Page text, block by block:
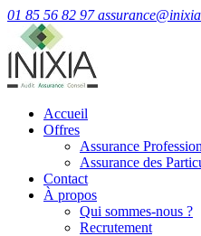
01 85 56 82 97
Accueil
Offres
Assurance
Assurance des
Contact
À propos
Qui sommes-nous ?
Recrutement